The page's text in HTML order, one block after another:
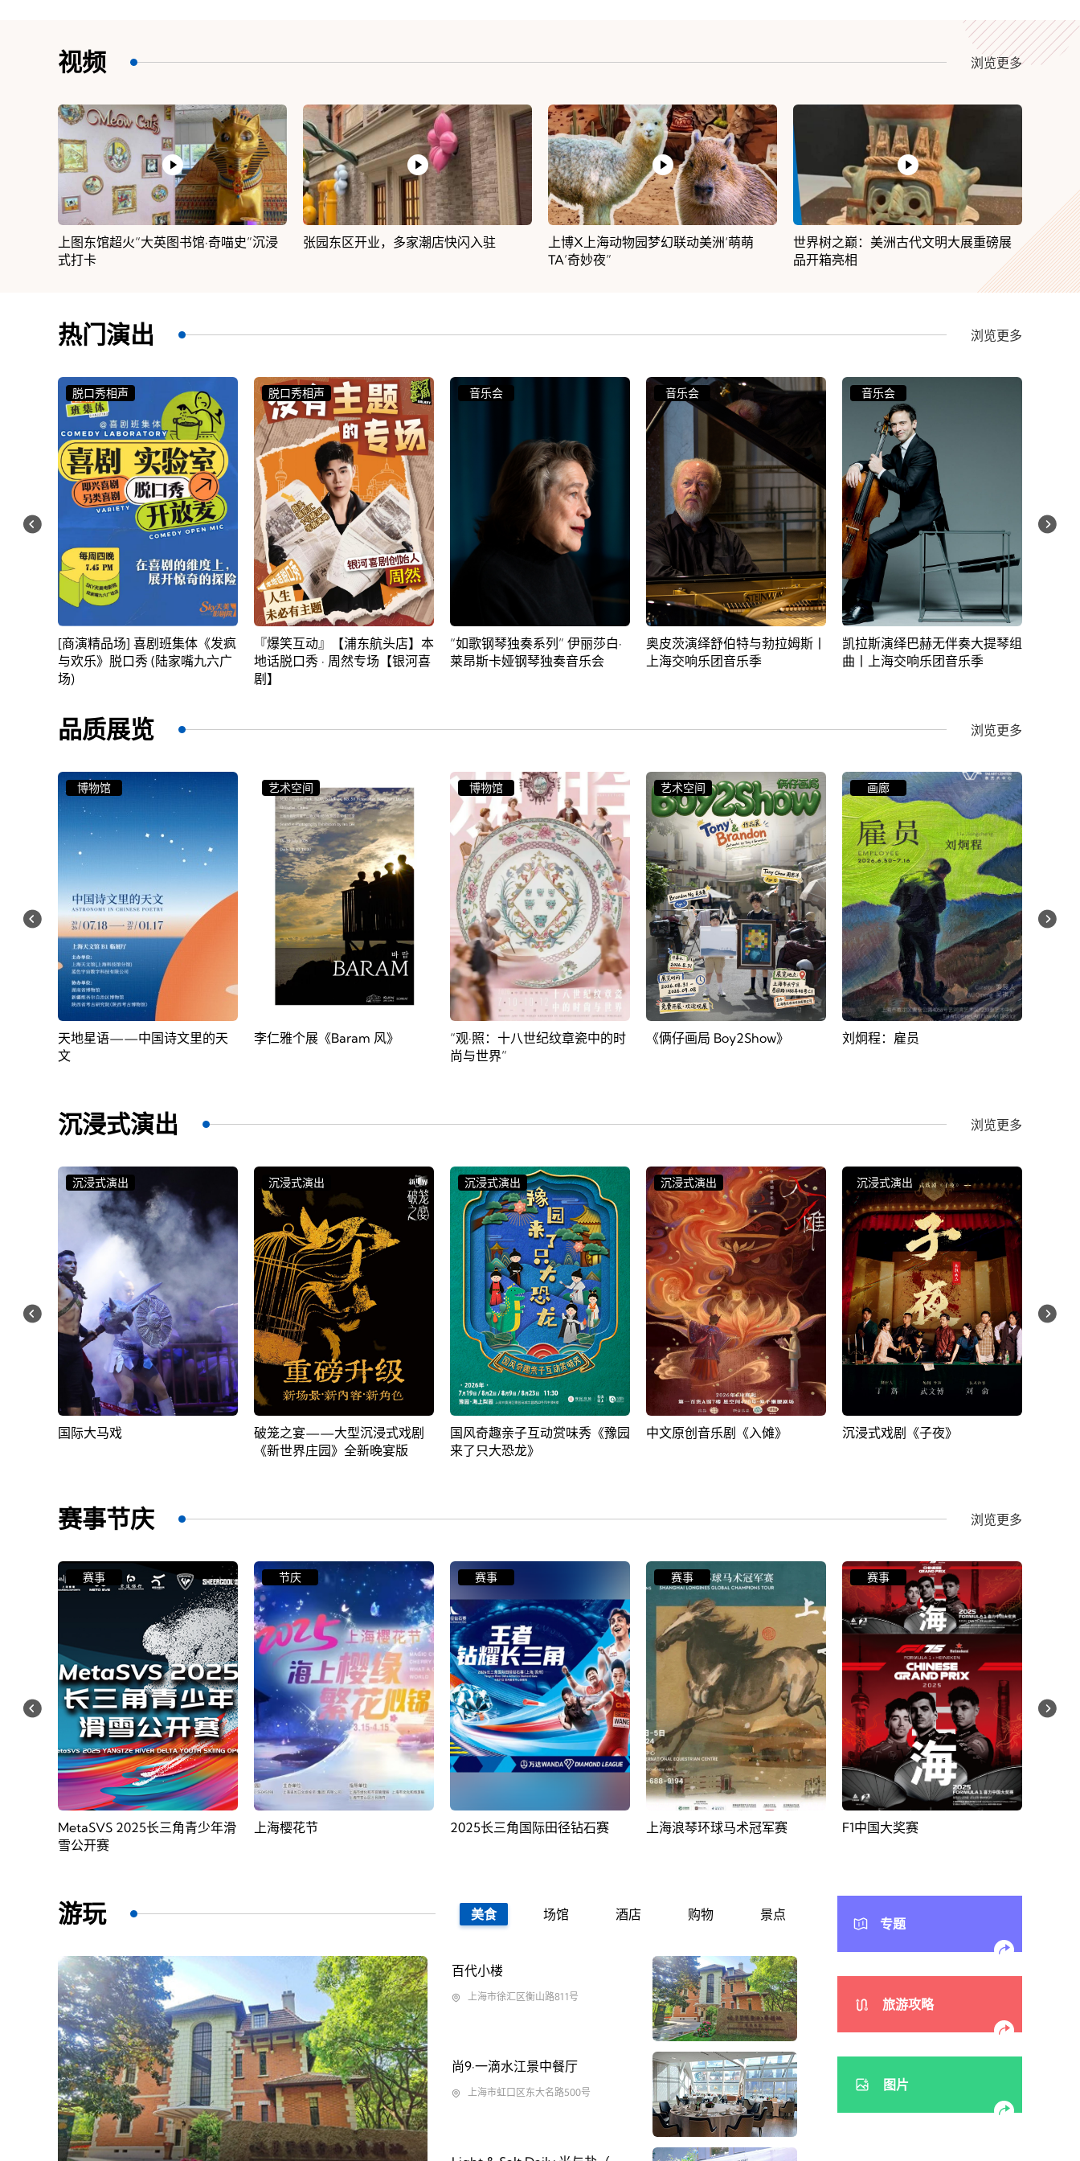
视频 浏览更多
张园东区开业，多家潮店快闪入驻
上博X上海动物园梦幻联动美洲‘萌萌
世界树之巅：美洲古代文明大展重磅展
品开箱亮相
上海野生动物园萌宝天团正式集结！ 2026
热门演出 浏览更多
『爆笑互动』【浦东航头店】本
地话脱口秀 · 周然专场【银河喜
剧】
脱口秀相声
“如歌钢琴独奏系列” 伊丽莎白·
莱昂斯卡娅钢琴独奏音乐会
音乐会
奥皮茨演绎舒伯特与勃拉姆斯丨
上海交响乐团音乐季
音乐会
凯拉斯演绎巴赫无伴奏大提琴组
曲丨上海交响乐团音乐季
音乐会
德奈什·瓦尔永钢琴独奏会丨上
海交响乐团音乐季
音乐会
品质展览 浏览更多
李仁雅个展《Baram 风》
艺术空间
“观·照：十八世纪纹章瓷中的时
博物馆
《俩仔画局 Boy2Show》
艺术空间
刘炯程：雇员
画廊
刘毅：倒影离开水面之后
画廊
沉浸式演出 浏览更多
破笼之宴——大型沉浸式戏剧
沉浸式演出
国风奇趣亲子互动赏味秀《豫园
来了只大恐龙》
沉浸式演出
中文原创音乐剧《入傩》
沉浸式演出
沉浸式戏剧《子夜》
沉浸式演出
[治愈系肢体剧]《响》尘世间，
沉浸式演出
赛事节庆 浏览更多
上海樱花节
节庆
2025长三角国际田径钻石赛
赛事
上海浪琴环球马术冠军赛
赛事
F1中国大奖赛
赛事
跟着“海考”去旅行⸺上海旅行
节庆
游玩 美食 场馆 酒店 购物 景点
百代小楼
上海市徐汇区衡山路811号
尚9·一滴水江景中餐厅
上海市虹口区东大名路500号
专题
旅游攻略
图片